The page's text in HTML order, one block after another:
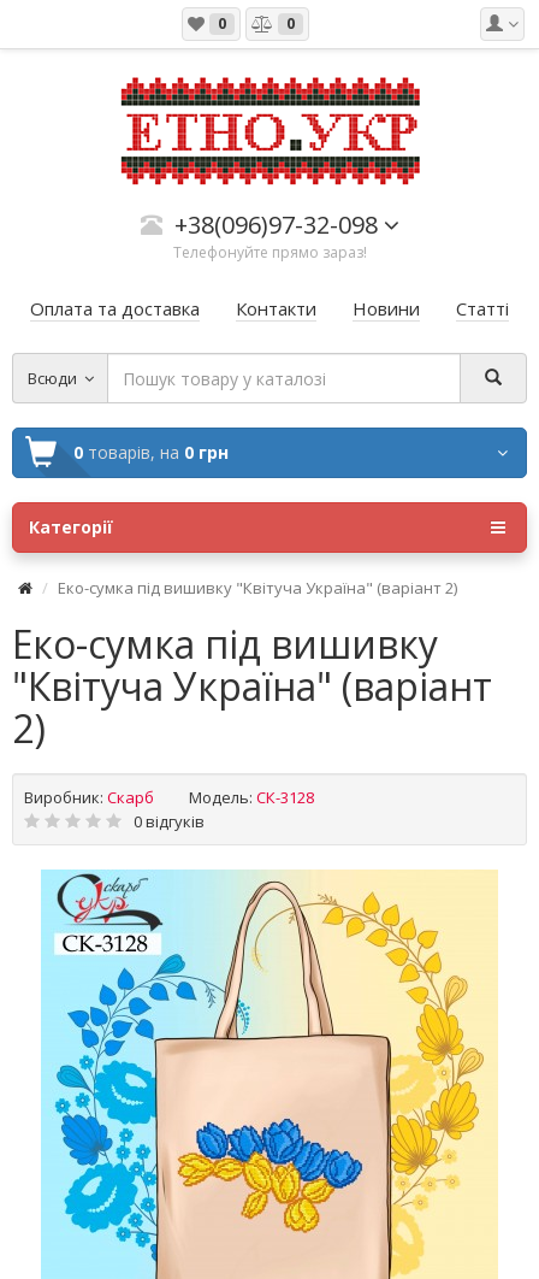
0 0
+38(096)97-32-098
Телефонуйте прямо зараз!
Оплата та доставка Контакти Новини Статті
Всюди
0 товарів, на 0 грн
Категорії
Еко-сумка під вишивку "Квітуча Україна" (варіант 2)
Еко-сумка під вишивку
"Квітуча Україна" (варіант
2)
Виробник: Скарб Модель: СК-3128
0 відгуків